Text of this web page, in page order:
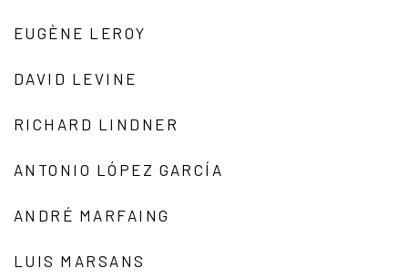
EUGÈNE LEROY
DAVID LEVINE
RICHARD LINDNER
ANTONIO LÓPEZ GARCÍA
ANDRÉ MARFAING
LUIS MARSANS